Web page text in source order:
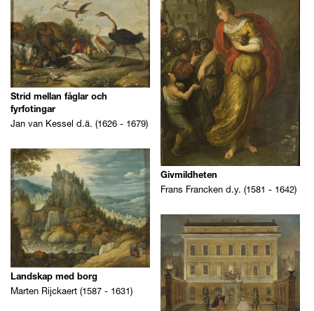
Datering
Teknik
Sök Teknik
Motivkategori
Sök Motivkategori
Avbildad plats
Givmildheten
Frans Francken d.y. (1581 - 1642)
Strid mellan fåglar och
fyrfotingar
Jan van Kessel d.ä. (1626 - 1679)
Landskap med borg
Marten Rijckaert (1587 - 1631)